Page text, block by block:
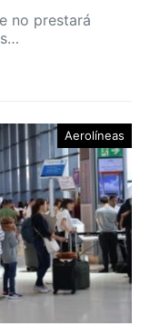
no prestará
Aerolíneas